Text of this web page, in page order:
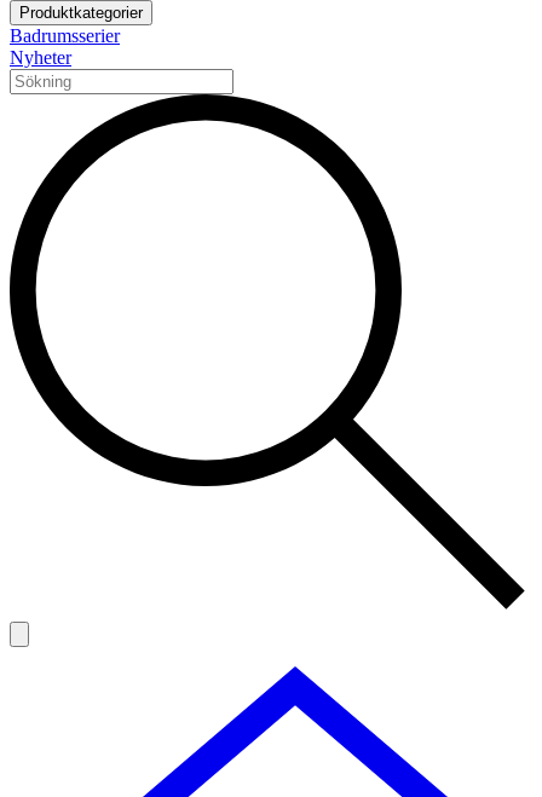
Produktkategorier
Badrumsserier
Nyheter